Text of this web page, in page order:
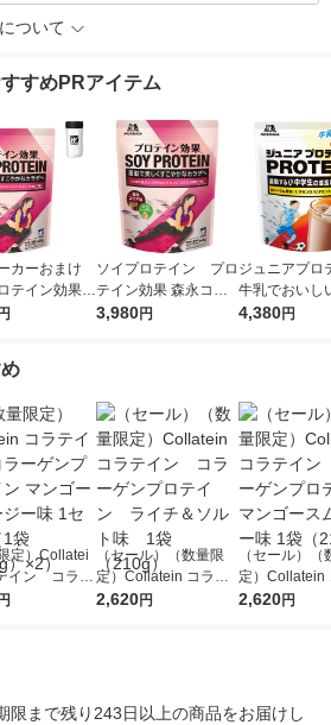
ついて
すめPRアイテム
カーおまけ
テイン効果
ア味 1袋
円
ソイプロテイン プロ
テイン効果 森永ココ
ア味 1袋（660g）
3,980円
ジュニアプロ
牛乳でおいし
味 1袋（
4,380円
定）Collatei
イン コラー
テイン マン
円
（セール）（数量限
定）Collatein コラテ
イン コラーゲンプロ
2,620円
（セール）（
定）Collatein
イン コラー
2,620円
限まで残り243日以上の商品をお届けし